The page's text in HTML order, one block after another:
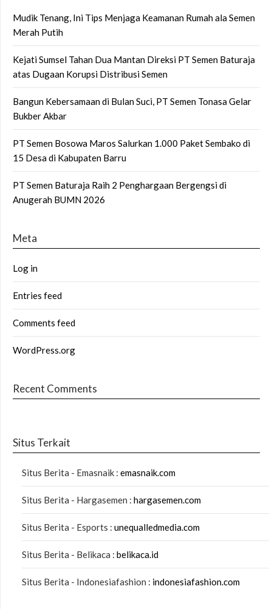
Mudik Tenang, Ini Tips Menjaga Keamanan Rumah ala Semen
Merah Putih
Kejati Sumsel Tahan Dua Mantan Direksi PT Semen Baturaja
atas Dugaan Korupsi Distribusi Semen
Bangun Kebersamaan di Bulan Suci, PT Semen Tonasa Gelar
Bukber Akbar
PT Semen Bosowa Maros Salurkan 1.000 Paket Sembako di
15 Desa di Kabupaten Barru
PT Semen Baturaja Raih 2 Penghargaan Bergengsi di
Anugerah BUMN 2026
Meta
Log in
Entries feed
Comments feed
WordPress.org
Recent Comments
Situs Terkait
Situs Berita - Emasnaik : emasnaik.com
Situs Berita - Hargasemen : hargasemen.com
Situs Berita - Esports : unequalledmedia.com
Situs Berita - Belikaca : belikaca.id
Situs Berita - Indonesiafashion : indonesiafashion.com